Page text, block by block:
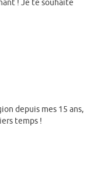
! Je te souhaite
depuis mes 15 ans,
temps !